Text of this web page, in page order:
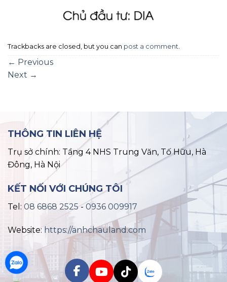
Trackbacks are closed, but you can post a comment
← Previous
Next →
THÔNG TIN LIÊN HỆ
Trụ sở chính: Tầng 4 NHS Trung Văn, Tố Hữu, Hà
Đông, Hà Nội
KẾT NỐI VỚI CHÚNG TÔI
Tel: 08 6868 2525-0936 009917
Website: https://anhchauland.com